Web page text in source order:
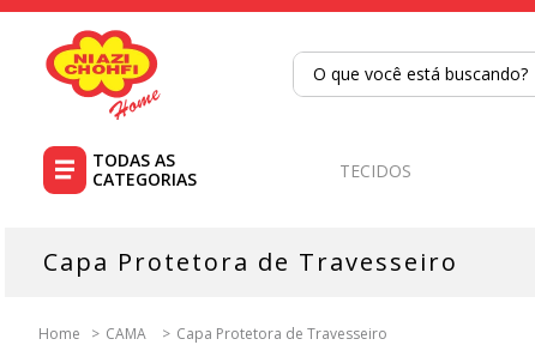
O que você está buscando?
TECIDOS
Capa Protetora de Travesseiro
CAMA Capa Protetora de Travesseirotecido percal